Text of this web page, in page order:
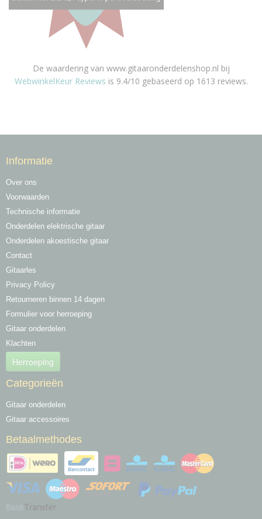
De waardering van www.gitaaronderdelenshop.nl bij
WebwinkelKeur Reviews is 9.4/10 gebaseerd op 1613 reviews.
Informatie
Over ons
Voorwaarden
Technische informatie
Onderdelen elektrische gitaar
Onderdelen akoestische gitaar
Contact
Gitaarles
Privacy Policy
Retourneren binnen 14 dagen
Formulier voor herroeping
Gitaar onderdelen
Klachten
Herroeping
Categorieën
Gitaar onderdelen
Gitaar accessoires
Betaalmethodes